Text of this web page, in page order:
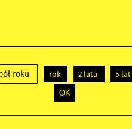
roku rok 2 lata 5 lat